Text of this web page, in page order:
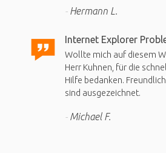
Hermann L.
Internet Explorer
Wollte mich auf diesem
Herr Kuhnen, für die
Hilfe bedanken.
sind ausgezeichnet.
Michael F.